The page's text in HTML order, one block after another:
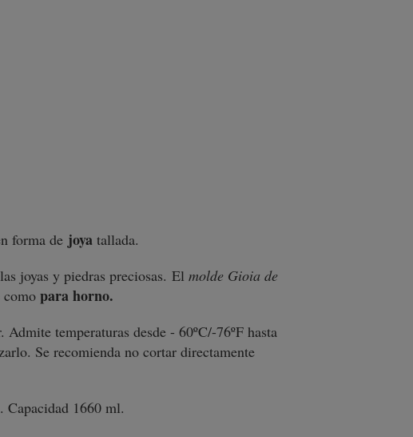
forma de joya tallada.
joyas y piedras preciosas. El molde Gioia de
como para horno.
temperaturas desde - 60ºC/-76ºF hasta
Se recomienda no cortar directamente
Capacidad 1660 ml.